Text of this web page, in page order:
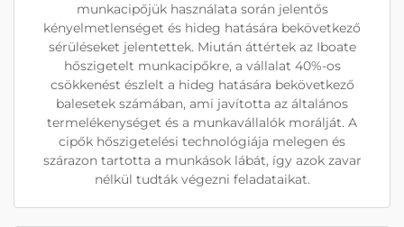
munkacipőjük használata során jelentős
kényelmetlenséget és hideg hatására bekövetkező
sérüléseket jelentettek. Miután áttértek az Iboate
hőszigetelt munkacipőkre, a vállalat 40%-os
csökkenést észlelt a hideg hatására bekövetkező
balesetek számában, ami javította az általános
termelékenységet és a munkavállalók morálját. A
cipők hőszigetelési technológiája melegen és
szárazon tartotta a munkások lábát, így azok zavar
nélkül tudták végezni feladataikat.